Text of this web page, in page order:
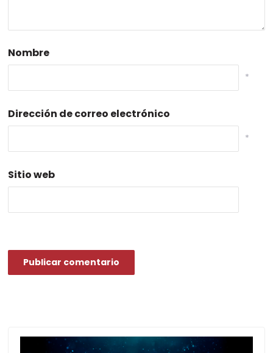
Nombre
*
Dirección de correo electrónico
*
Sitio web